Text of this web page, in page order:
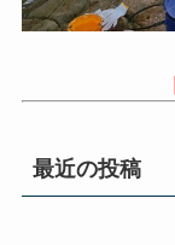
最近の投稿